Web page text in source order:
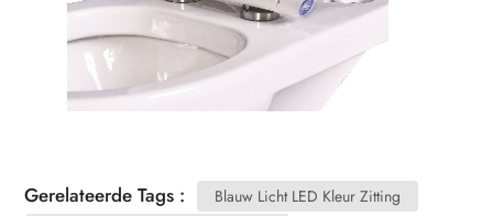
Gerelateerde Tags :
Blauw Licht LED Kleur Zitting